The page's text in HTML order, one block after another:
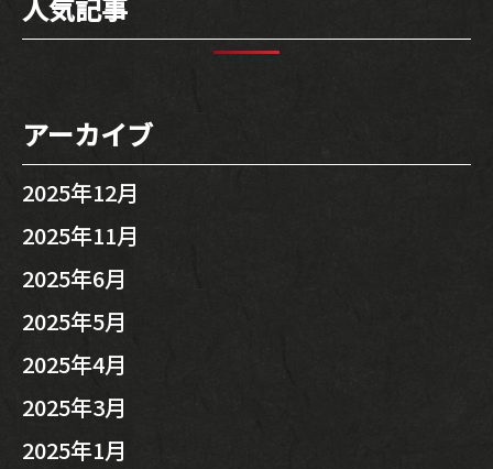
人気記事
アーカイブ
2025年12月
2025年11月
2025年6月
2025年5月
2025年4月
2025年3月
2025年1月